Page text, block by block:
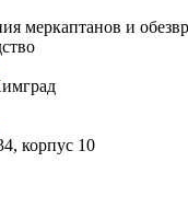
меркаптанов и
корпус 10